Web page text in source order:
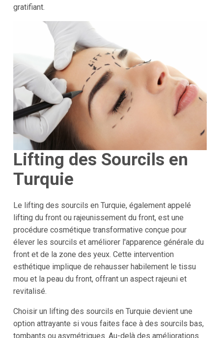
gratifiant.
Lifting des Sourcils en
Turquie
Le lifting des sourcils en Turquie, également appelé
lifting du front ou rajeunissement du front, est une
procédure cosmétique transformative conçue pour
élever les sourcils et améliorer l'apparence générale du
front et de la zone des yeux. Cette intervention
esthétique implique de rehausser habilement le tissu
mou et la peau du front, offrant un aspect rajeuni et
revitalisé.
Choisir un lifting des sourcils en Turquie devient une
option attrayante si vous faites face à des sourcils bas,
tombants ou asymétriques. Au-delà des améliorations